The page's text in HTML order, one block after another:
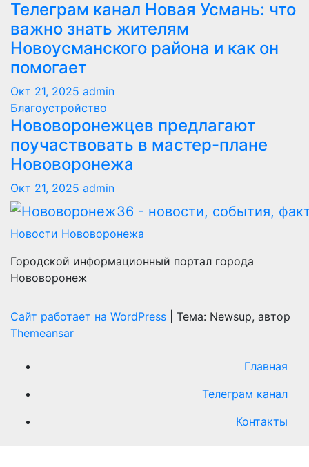
Телеграм канал Новая Усмань: что
важно знать жителям
Новоусманского района и как он
помогает
Окт 21, 2025 admin
Благоустройство
Нововоронежцев предлагают
поучаствовать в мастер-плане
Нововоронежа
Окт 21, 2025 admin
Новости Нововоронежа
Городской информационный портал города
Нововоронеж
Сайт работает на WordPress
Тема: Newsup, автор
Themeansar
Главная
Телеграм канал
Контакты